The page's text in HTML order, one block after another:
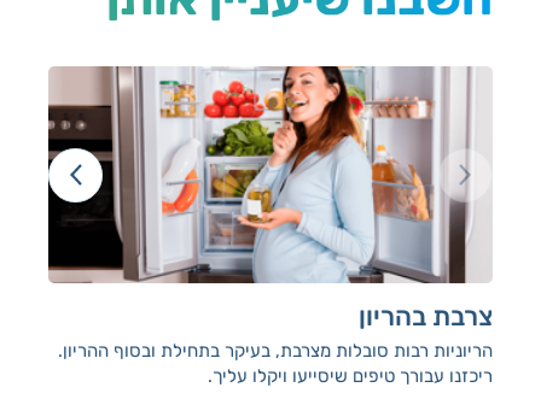
צרבת בהריון
הריוניות רבות סובלות מצרבת, בעיקר בתחילת ובסוף ההריון.
ריכזנו עבורך טיפים שיסייעו ויקלו עליך.